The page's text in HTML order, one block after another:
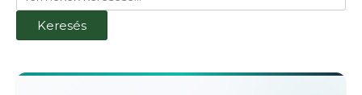
a
következőre:
Keresés